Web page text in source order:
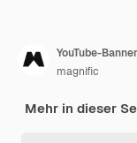
YouTube-
magnific
Mehr in dieser